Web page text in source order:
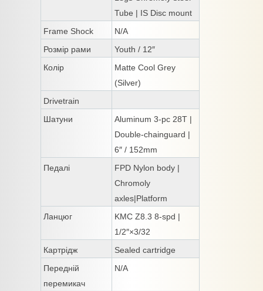
Tube | IS Disc mount
Frame Shock
N/A
Розмір рами
Youth / 12″
Колір
Matte Cool Grey
(Silver)
Drivetrain
Шатуни
Aluminum 3-pc 28T |
Double-chainguard |
6″ / 152mm
Педалі
FPD Nylon body |
Chromoly
axles|Platform
Ланцюг
KMC Z8.3 8-spd |
1/2″×3/32
Картрідж
Sealed cartridge
Передній
перемикач
N/A